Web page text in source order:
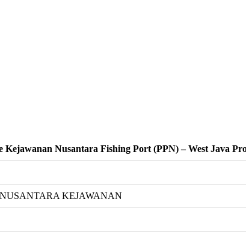
Kejawanan Nusantara Fishing Port (PPN) – West Java
KEJAWANAN